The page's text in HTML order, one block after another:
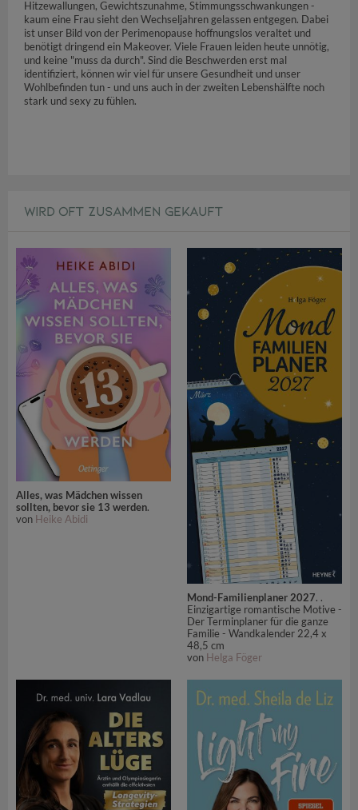
Hitzewallungen, Gewichtszunahme, Stimmungsschwankungen -
kaum eine Frau sieht den Wechseljahren gelassen entgegen. Dabei
ist unser Bild von der Perimenopause hoffnungslos veraltet und
benötigt dringend ein Makeover. Viele Frauen leiden heute unnötig,
und keine "muss da durch". Sind die Beschwerden erst mal
identifiziert, können wir viel für unsere Gesundheit und unser
Wohlbefinden tun - und uns auch in der zweiten Lebenshälfte noch
stark und sexy zu fühlen.
WIRD OFT ZUSAMMEN GEKAUFT
Alles, was Mädchen wissen
sollten, bevor sie 13 werden.
von Heike Abidi
Mond-Familienplaner 2027. .
Einzigartige romantische Motive -
Der Terminplaner für die ganze
Familie - Wandkalender 22,4 x
48,5 cm
von Helga Föger